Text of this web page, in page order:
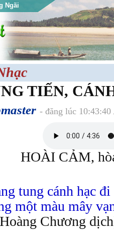
Ngãi
TIẾN,
- đăng lúc
HOÀI CẢM,
tung cánh hạc
một màu mây
Hoàng